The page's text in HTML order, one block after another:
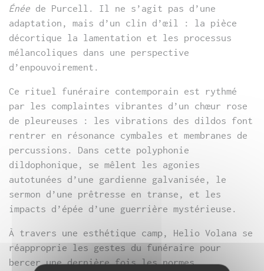
Énée de Purcell. Il ne s’agit pas d’une
adaptation, mais d’un clin d’œil : la pièce
décortique la lamentation et les processus
mélancoliques dans une perspective
d’enpouvoirement.
Ce rituel funéraire contemporain est rythmé
par les complaintes vibrantes d’un chœur rose
de pleureuses : les vibrations des dildos font
rentrer en résonance cymbales et membranes de
percussions. Dans cette polyphonie
dildophonique, se mêlent les agonies
autotunées d’une gardienne galvanisée, le
sermon d’une prêtresse en transe, et les
impacts d’épée d’une guerrière mystérieuse.
À travers une esthétique camp, Helio Volana se
réapproprie les gestes du funéraire pour
bercer une dernière fois les normes